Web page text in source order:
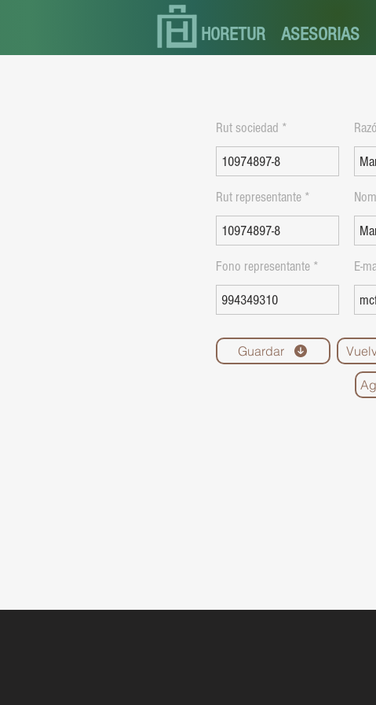
HORETUR ASESORIAS
Rut sociedad
Rut representante
Fono representante E-
Guardar